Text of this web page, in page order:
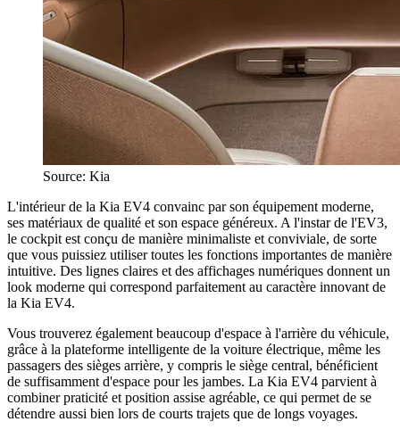
Source: Kia
L'intérieur de la Kia EV4 convainc par son équipement moderne,
ses matériaux de qualité et son espace généreux. A l'instar de l'EV3,
le cockpit est conçu de manière minimaliste et conviviale, de sorte
que vous puissiez utiliser toutes les fonctions importantes de manière
intuitive. Des lignes claires et des affichages numériques donnent un
look moderne qui correspond parfaitement au caractère innovant de
la Kia EV4.
Vous trouverez également beaucoup d'espace à l'arrière du véhicule,
grâce à la plateforme intelligente de la voiture électrique, même les
passagers des sièges arrière, y compris le siège central, bénéficient
de suffisamment d'espace pour les jambes. La Kia EV4 parvient à
combiner praticité et position assise agréable, ce qui permet de se
détendre aussi bien lors de courts trajets que de longs voyages.